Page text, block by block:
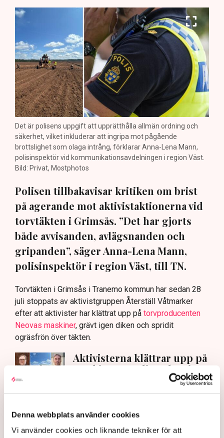
Denna webbplats använder cookies
Vi använder cookies och liknande tekniker för att
Det är polisens uppgift att upprätthålla allmän ordning och
säkerhet, vilket inkluderar att ingripa mot pågående
brottslighet som olaga intrång, förklarar Anna-Lena Mann,
polisinspektör vid kommunikationsavdelningen i region Väst.
Bild: Privat, Mostphotos
Polisen tillbakavisar kritiken om brist
på agerande mot aktivistaktionerna vid
torvtäkten i Grimsås. ”Det har gjorts
både avvisanden, avlägsnanden och
gripanden”, säger Anna-Lena Mann,
polisinspektör i region Väst, till TN.
Torvtäkten i Grimsås i Tranemo kommun har sedan 28
juli stoppats av aktivistgruppen Återställ Våtmarker
efter att aktivister har klättrat upp på torvproducenten
Neovas maskiner, grävt igen diken och spridit
ogräsfrön över täkten.
Aktivisterna klättrar upp på
maskiner – polisen kan inte
avvisa dem: ”Upptrappning
på helt ny nivå”
AI-sammanfattning